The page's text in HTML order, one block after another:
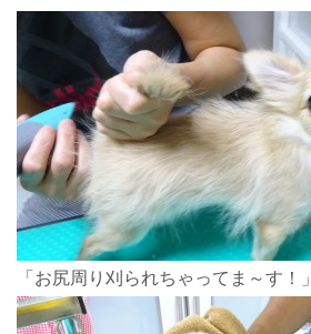
「お尻周り刈られちゃってま～す！」